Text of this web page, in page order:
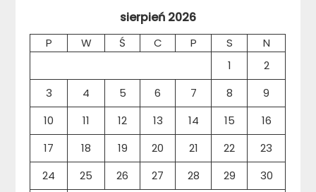
sierpień 2026
P W Ś C P S
N
1
2
3
4 5 6 7 8
9
10
11 12 13 14 15
16
17
18 19 20 21 22
23
24
25 26 27 28 29
30